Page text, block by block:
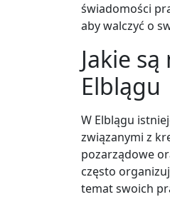
świadomości
aby walczyć o
Jakie
Elblągu
W Elblągu
związanymi z
pozarządowe
często
temat swoich